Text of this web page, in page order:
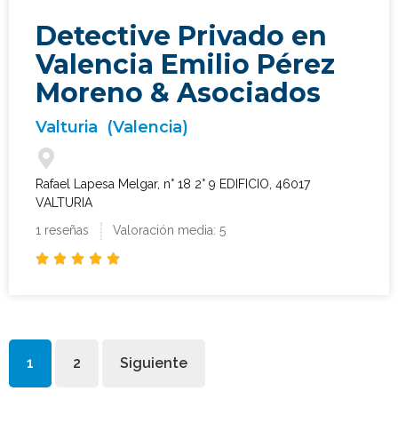
Detective Privado en
Valencia Emilio Pérez
Moreno & Asociados
Valturia (Valencia)
Rafael Lapesa Melgar, n° 18 2° 9 EDIFICIO, 46017
VALTURIA
1 reseñas
Valoración media: 5
    
1 2 Siguiente